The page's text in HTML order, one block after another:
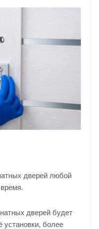
дверей любой
дверей будет
установки, более